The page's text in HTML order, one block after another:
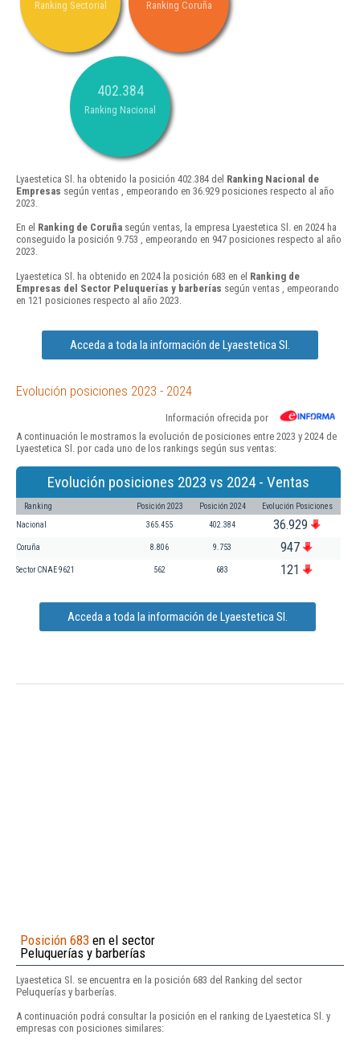
Ranking Sectorial Ranking Coruña
402.384
Ranking Nacional
Lyaestetica Sl. ha obtenido la posición 402.384 del Ranking Nacional de
Empresas según ventas , empeorando en 36.929 posiciones respecto al año
2023.
En el Ranking de Coruña según ventas, la empresa Lyaestetica Sl. en 2024 ha
conseguido la posición 9.753 , empeorando en 947 posiciones respecto al año
2023.
Lyaestetica Sl. ha obtenido en 2024 la posición 683 en el Ranking de
Empresas del Sector Peluquerías y barberías según ventas , empeorando
en 121 posiciones respecto al año 2023.
Acceda a toda la información de Lyaestetica Sl.
Evolución posiciones 2023 - 2024
Información ofrecida por
A continuación le mostramos la evolución de posiciones entre 2023 y 2024 de
Lyaestetica Sl. por cada uno de los rankings según sus ventas:
Evolución posiciones 2023 vs 2024 - Ventas
Ranking Posición 2023 Posición 2024 Evolución Posiciones
Nacional 365.455 402.384 36.929
Coruña 8.806 9.753 947
Sector CNAE 9621 562 683 121
Acceda a toda la información de Lyaestetica Sl.
Posición 683 en el sector
Peluquerías y barberías
Lyaestetica Sl. se encuentra en la posición 683 del Ranking del sector
Peluquerías y barberías.
A continuación podrá consultar la posición en el ranking de Lyaestetica Sl. y
empresas con posiciones similares: